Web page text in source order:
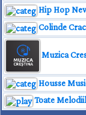
Hip Hop
Colinde
Muzica
Housse
Toate